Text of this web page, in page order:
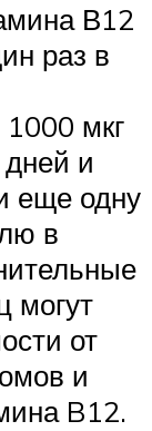
В12
раз в
мкг
и
еще одну
в
могут
от
и
B12.